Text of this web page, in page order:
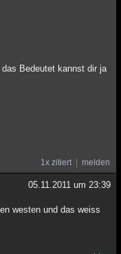
Bedeutet kannst dir ja
1x zitiert melden
05.11.2011 um 23:39
westen und das weiss